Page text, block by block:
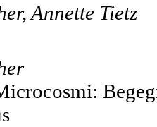
Annette Tietz